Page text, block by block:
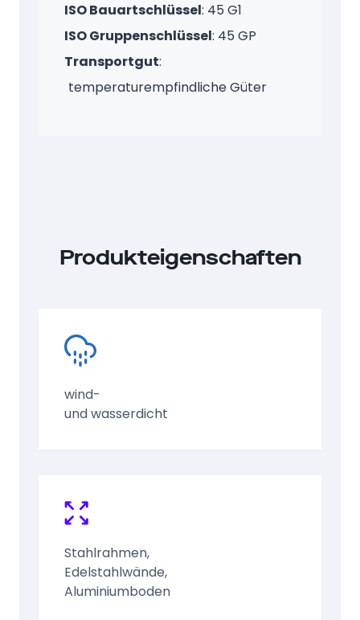
ISO Bauartschlüssel: 45 G1
ISO Gruppenschlüssel: 45 GP
Transportgut:
temperaturempfindliche Güter
Produkteigenschaften
wind-
und wasserdicht
Stahlrahmen,
Edelstahlwände,
Aluminiumboden